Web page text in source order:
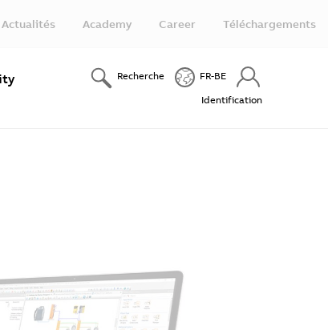
Actualités Academy Career Téléchargements
Recherche FR-BE
Identification